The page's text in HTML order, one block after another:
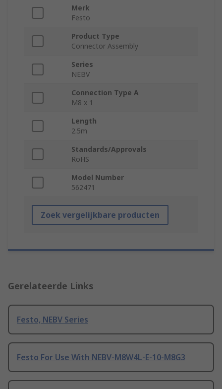
Merk
Festo
Product Type
Connector Assembly
Series
NEBV
Connection Type A
M8 x 1
Length
2.5m
Standards/Approvals
RoHS
Model Number
562471
Zoek vergelijkbare producten
Gerelateerde Links
Festo, NEBV Series
Festo For Use With NEBV-M8W4L-E-10-M8G3